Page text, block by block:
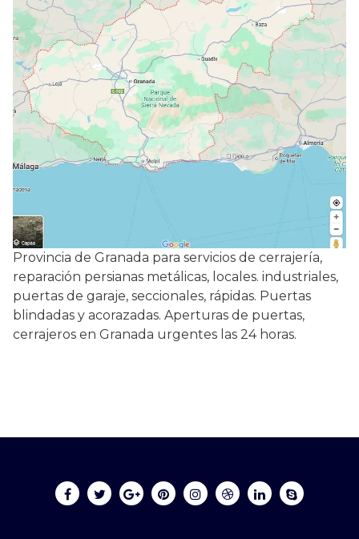
Provincia de Granada para servicios de cerrajería,
reparación persianas metálicas, locales. industriales,
puertas de garaje, seccionales, rápidas. Puertas
blindadas y acorazadas. Aperturas de puertas,
cerrajeros en Granada urgentes las 24 horas.